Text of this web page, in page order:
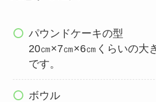
パウンドケーキの型
20㎝×7㎝×6㎝くらいの大
です。
ボウル